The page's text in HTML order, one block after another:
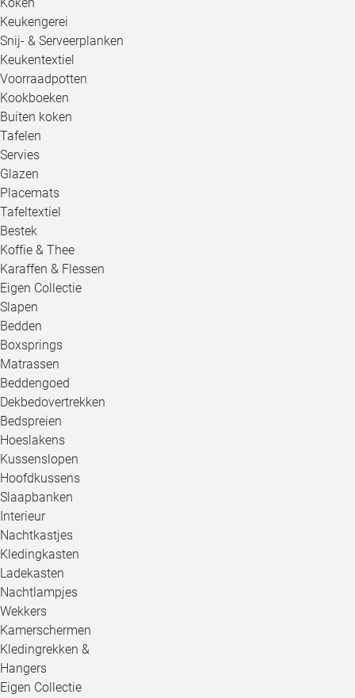
Keukengerei
Snij- & Serveerplanken
Keukentextiel
Voorraadpotten
Kookboeken
Buiten koken
Tafelen
Servies
Glazen
Placemats
Tafeltextiel
Bestek
Koffie & Thee
Karaffen & Flessen
Eigen Collectie
Slapen
Bedden
Boxsprings
Matrassen
Beddengoed
Dekbedovertrekken
Bedspreien
Hoeslakens
Kussenslopen
Hoofdkussens
Slaapbanken
Interieur
Nachtkastjes
Kledingkasten
Ladekasten
Nachtlampjes
Wekkers
Kamerschermen
Kledingrekken &
Hangers
Eigen Collectie